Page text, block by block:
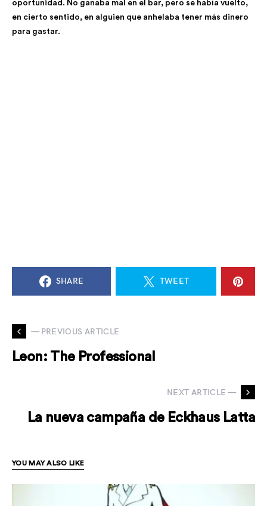
oportunidad. No ganaba mal en el bar, pero se había vuelto,
en cierto sentido, en alguien que anhelaba tener más dinero
para gastar.
SHARE TWEET
— PREVIOUS ARTICLE
Leon: The Professional
NEXT ARTICLE —
La nueva campaña de Eckhaus Latta
YOU MAY ALSO LIKE